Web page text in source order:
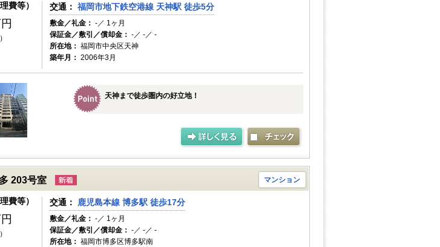
費等） 交通： 福岡市地下鉄空港線 天神駅 徒歩5分
敷金／礼金： -／ 1ヶ月
保証金／敷引／償却金： -／ -／ -
所在地： 福岡市中央区天神
築年月： 2006年3月
天神まで徒歩圏内の好立地！
203号室 マンション
費等） 交通： 鹿児島本線 博多駅 徒歩17分
敷金／礼金： -／ 1ヶ月
保証金／敷引／償却金： -／ -／ -
所在地： 福岡市博多区博多駅南